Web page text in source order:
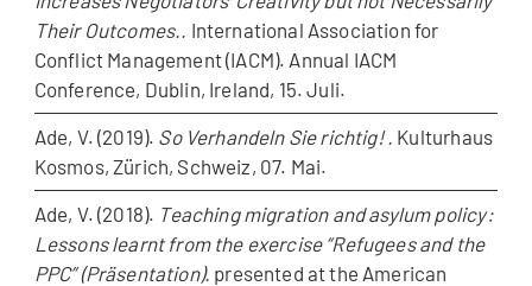
Their Outcomes.. International Association for
Conflict Management (IACM). Annual IACM
Conference, Dublin, Ireland, 15. Juli.
Ade, V. (2019). So Verhandeln Sie richtig! . Kulturhaus
Kosmos, Zürich, Schweiz, 07. Mai.
Ade, V. (2018). Teaching migration and asylum policy:
Lessons learnt from the exercise “Refugees and the
PPC” (Präsentation). presented at the American